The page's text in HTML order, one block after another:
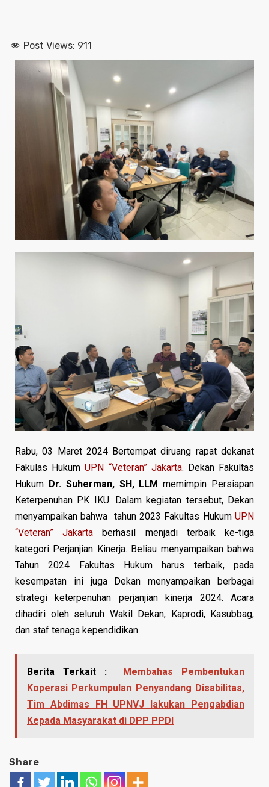
Post Views: 911
Rabu, 03 Maret 2024 Bertempat diruang rapat dekanat
Fakulas HukumUPN “Veteran” Jakarta. Dekan Fakultas
Hukum Dr. Suherman, SH, LLM memimpin Persiapan
Keterpenuhan PK IKU. Dalam kegiatan tersebut, Dekan
menyampaikan bahwa tahun 2023 Fakultas Hukum UPN
“Veteran” Jakarta berhasil menjadi terbaik ke-tiga
kategori Perjanjian Kinerja. Beliau menyampaikan bahwa
Tahun 2024 Fakultas Hukum harus terbaik, pada
kesempatan ini juga Dekan menyampaikan berbagai
strategi keterpenuhan perjanjian kinerja 2024. Acara
dihadiri oleh seluruh Wakil Dekan, Kaprodi, Kasubbag,
dan staf tenaga kependidikan.
Berita Terkait :
Membahas Pembentukan
Koperasi Perkumpulan Penyandang Disabilitas,
Tim Abdimas FH UPNVJ lakukan Pengabdian
Kepada Masyarakat di DPP PPDI
Share